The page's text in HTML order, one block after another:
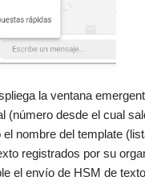
la ventana
(número desde el cual
nombre del template
registrados por su
el envío de HSM de